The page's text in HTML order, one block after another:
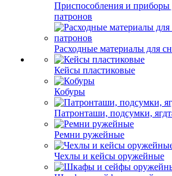
Приспособления и приборы
патронов
Расходные материалы для
Кейсы пластиковые
Кобуры
Патронташи, подсумки,
Ремни ружейные
Чехлы и кейсы оружейные